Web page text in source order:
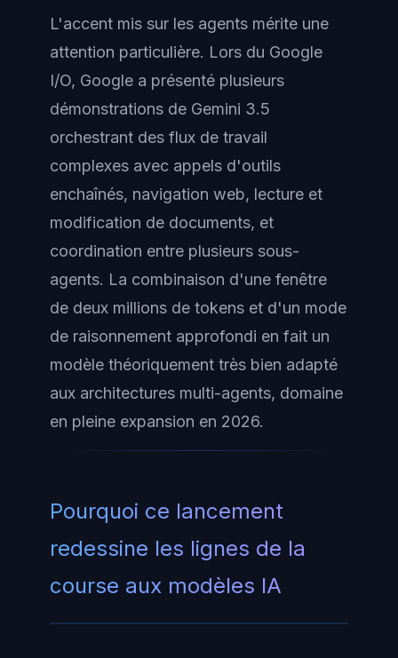
L'accent mis sur les agents mérite une
attention particulière. Lors du Google
I/O, Google a présenté plusieurs
démonstrations de Gemini 3.5
orchestrant des flux de travail
complexes avec appels d'outils
enchaînés, navigation web, lecture et
modification de documents, et
coordination entre plusieurs sous-
agents. La combinaison d'une fenêtre
de deux millions de tokens et d'un mode
de raisonnement approfondi en fait un
modèle théoriquement très bien adapté
aux architectures multi-agents, domaine
en pleine expansion en 2026.
Pourquoi ce lancement
redessine les lignes de la
course aux modèles IA